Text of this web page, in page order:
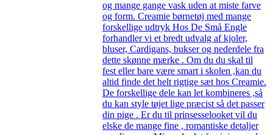
og mange gange vask uden at miste farve
og form. Creamie børnetøj med mange
forskellige udtryk Hos De Små Engle
forhandler vi et bredt udvalg af kjoler,
bluser, Cardigans, bukser og nederdele fra
dette skønne mærke . Om du du skal til
fest eller bare være smart i skolen ,kan du
altid finde det helt rigtige sæt hos Creamie.
De forskellige dele kan let kombineres ,så
du kan style tøjet lige præcist så det passer
din pige . Er du til prinsesselooket vil du
elske de mange fine , romantiske detaljer